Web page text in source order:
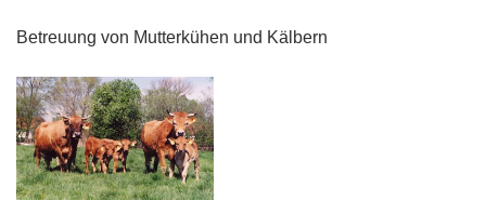
Betreuung von Mutterkühen und Kälbern